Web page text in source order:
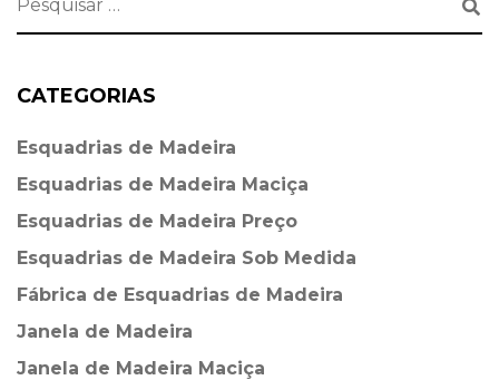
CATEGORIAS
Esquadrias de Madeira⁠
Esquadrias de Madeira Maciça
Esquadrias de Madeira Preço
Esquadrias de Madeira Sob Medida
Fábrica de Esquadrias de Madeira
Janela de Madeira
Janela de Madeira Maciça